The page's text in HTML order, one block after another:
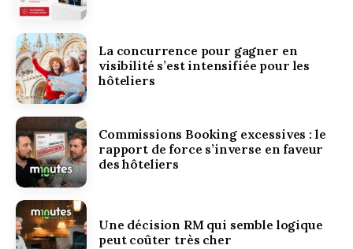
La concurrence pour gagner en
visibilité s’est intensifiée pour les
hôteliers
Commissions Booking excessives : le
rapport de force s’inverse en faveur
des hôteliers
Une décision RM qui semble logique
peut coûter très cher